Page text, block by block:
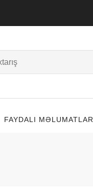
FAYDALI MƏLUMATLAR